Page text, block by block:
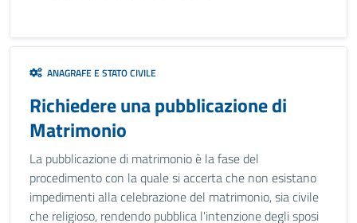
ANAGRAFE E STATO CIVILE
Richiedere una pubblicazione di
Matrimonio
La pubblicazione di matrimonio è la fase del
procedimento con la quale si accerta che non esistano
impedimenti alla celebrazione del matrimonio, sia civile
che religioso, rendendo pubblica l'intenzione degli sposi